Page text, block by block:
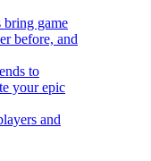
bring game
before, and
to
your epic
and